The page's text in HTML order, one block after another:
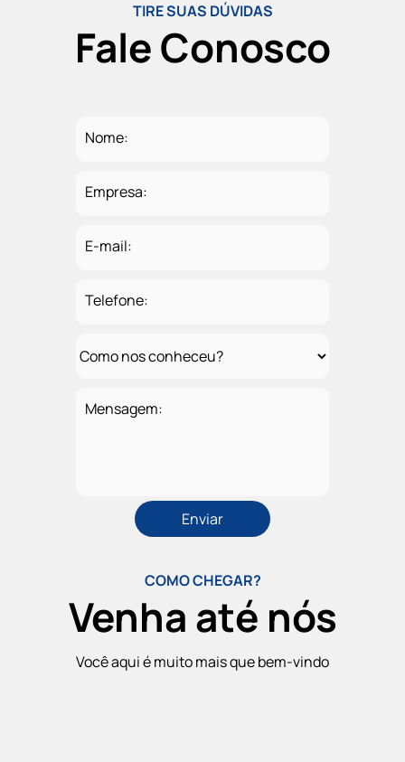
TIRE SUAS DÚVIDAS
Fale Conosco
Nome:
Empresa:
E-mail:
Telefone:
Mensagem:
COMO CHEGAR?
Venha até nós
Você aqui é muito mais que bem-vindo